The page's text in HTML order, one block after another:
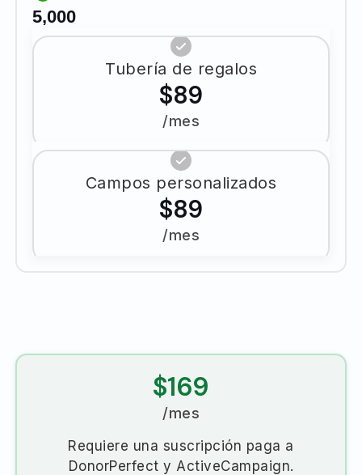
5,000
Tubería de regalos
$89
/mes
Campos personalizados
$89
/mes
$169
/mes
Requiere una suscripción paga a
DonorPerfect y ActiveCampaign.